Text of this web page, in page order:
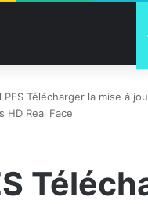
PES Télécharger la mise à
Real Face